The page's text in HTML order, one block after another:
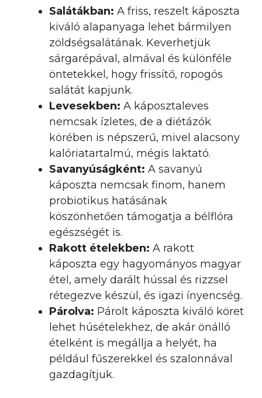
Salátákban: A friss, reszelt káposzta
kiváló alapanyaga lehet bármilyen
zöldségsalátának. Keverhetjük
sárgarépával, almával és különféle
öntetekkel, hogy frissítő, ropogós
salátát kapjunk.
Levesekben: A káposztaleves
nemcsak ízletes, de a diétázók
körében is népszerű, mivel alacsony
kalóriatartalmú, mégis laktató.
Savanyúságként: A savanyú
káposzta nemcsak finom, hanem
probiotikus hatásának
köszönhetően támogatja a bélflóra
egészségét is.
Rakott ételekben: A rakott
káposzta egy hagyományos magyar
étel, amely darált hússal és rizzsel
rétegezve készül, és igazi ínyencség.
Párolva: Párolt káposzta kiváló köret
lehet húsételekhez, de akár önálló
ételként is megállja a helyét, ha
például fűszerekkel és szalonnával
gazdagítjuk.